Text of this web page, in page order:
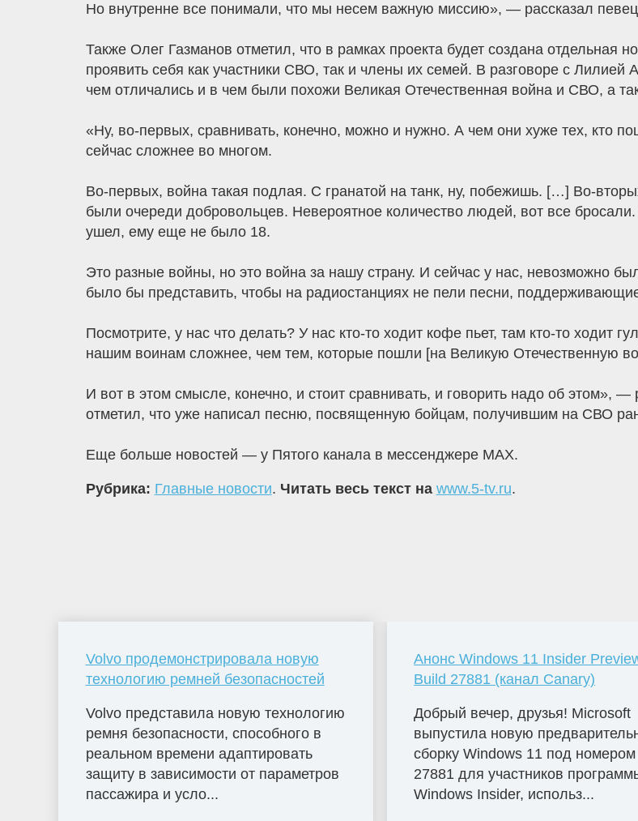
Но внутренне все понимали, что мы несем важную миссию», — рассказал
Также Олег Газманов отметил, что в рамках проекта будет создана отдельная
проявить себя как участники СВО, так и члены их семей. В разговоре с
чем отличались и в чем были похожи Великая Отечественная война и СВО, а
«Ну, во-первых, сравнивать, конечно, можно и нужно. А чем они хуже тех, кто
сейчас сложнее во многом.
Во-первых, война такая подлая. С гранатой на танк, ну, побежишь. […] Во-
были очереди добровольцев. Невероятное количество людей, вот все
ушел, ему еще не было 18.
Это разные войны, но это война за нашу страну. И сейчас у нас, невозможно
было бы представить, чтобы на радиостанциях не пели песни,
Посмотрите, у нас что делать? У нас кто-то ходит кофе пьет, там кто-то ходит
нашим воинам сложнее, чем тем, которые пошли [на Великую Отечественную
И вот в этом смысле, конечно, и стоит сравнивать, и говорить надо об этом»,
отметил, что уже написал песню, посвященную бойцам, получившим на СВО
Еще больше новостей — у Пятого канала в мессенджере MAX.
Рубрика: Главные новости. Читать весь текст на www.5-tv.ru.
Volvo продемонстрировала новую
технологию ремней безопасностей
Volvo представила новую технологию
ремня безопасности, способного в
реальном времени адаптировать
защиту в зависимости от параметров
пассажира и усло...
Анонс Windows 11 Insider
Build 27881 (канал Canary)
Добрый вечер, друзья! Microsoft
выпустила новую
сборку Windows 11 под номером
27881 для участников
Windows Insider, использ...